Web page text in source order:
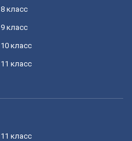
8 класс
9 класс
10 класс
11 класс
11 класс